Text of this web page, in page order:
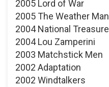
2005 Lord of War
2005 The Weather Man
2004 National Treasure
2004 Lou Zamperini
2003 Matchstick Men
2002 Adaptation
2002 Windtalkers